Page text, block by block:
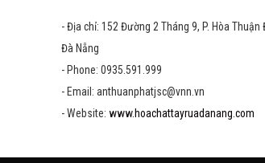
- Địa chỉ: 152 Đường 2 Tháng 9, P. Hòa Thuận
Đà Nẵng
- Phone: 0935.591.999
- Email: anthuanphatjsc@vnn.vn
- Website: www.hoachattayruadanang.com